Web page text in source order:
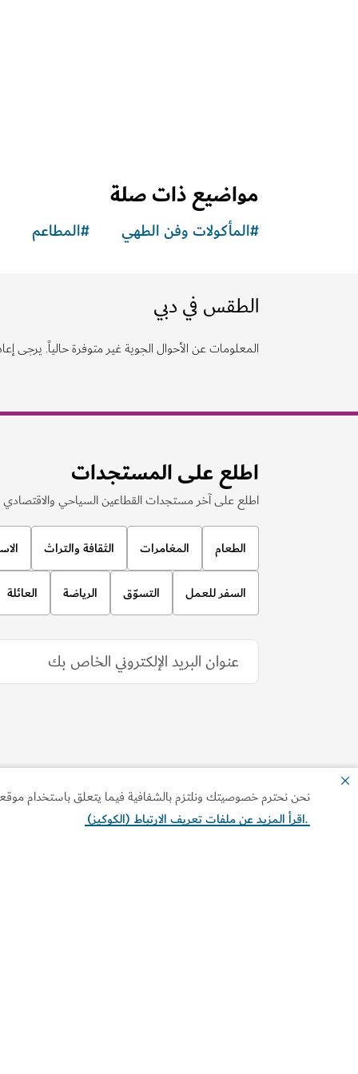
نحن نحترم خصوصيتك ونلتزم بالشفافية فيما يتعلق باستخدام
.اقرأ المزيد عن ملفات تعريف الارتباط (الكوكيز)
مواضيع ذات صلة
#المأكولات وفن الطهي #المطاعم
الطقس في دبي
المعلومات عن الأحوال الجوية غير متوفرة حالياً. يرجى
اطلع على المستجدات
اطلع على آخر مستجدات القطاعين السياحي والاقتصادي
الطعام المغامرات الثقافة والتراث
السفر للعمل التسوّق الرياضة العائلة